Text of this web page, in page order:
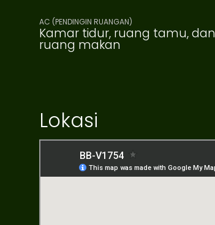
AC (PENDINGIN RUANGAN)
Kamar tidur, ruang tamu, dan
ruang makan
Lokasi